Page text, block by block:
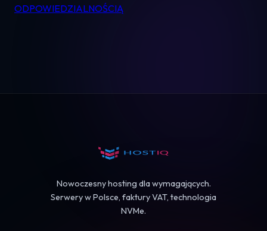
Kontakt
ODPOWIEDZIALNOŚCIĄ
Nowoczesny hosting dla wymagających.
Serwery w Polsce, faktury VAT, technologia
NVMe.